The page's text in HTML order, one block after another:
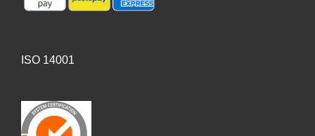
ISO 14001